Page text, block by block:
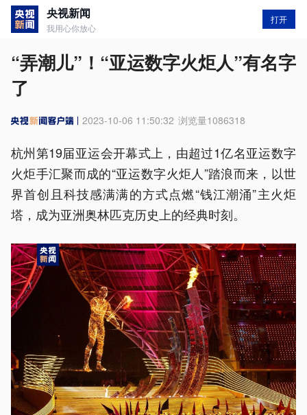
央视新闻
我用心你放心
打开
“弄潮儿”！“亚运数字火炬人”有名字
了
2023-10-06 11:50:32 浏览量1086318
杭州第19届亚运会开幕式上，由超过1亿名亚运数字
火炬手汇聚而成的“亚运数字火炬人”踏浪而来，以世
界首创且科技感满满的方式点燃“钱江潮涌”主火炬
塔，成为亚洲奥林匹克历史上的经典时刻。